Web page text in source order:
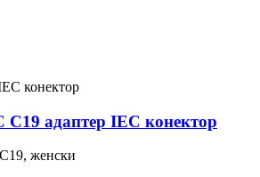
адаптер IEC конектор